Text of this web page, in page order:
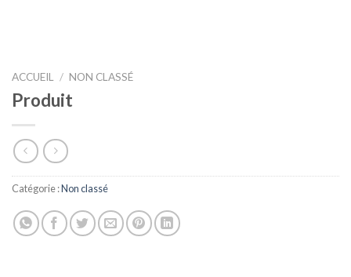
ACCUEIL / NON CLASSÉ
Produit
Catégorie :Non classé